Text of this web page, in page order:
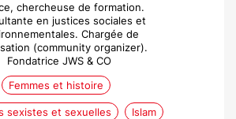
chercheuse de formation.
en justices sociales et
Chargée de
(community organizer).
Fondatrice JWS & CO
Femmes et histoire
sexistes et sexuelles Islam